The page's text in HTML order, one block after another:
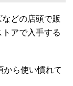
どの店頭で販
アで入手する
から使い慣れて